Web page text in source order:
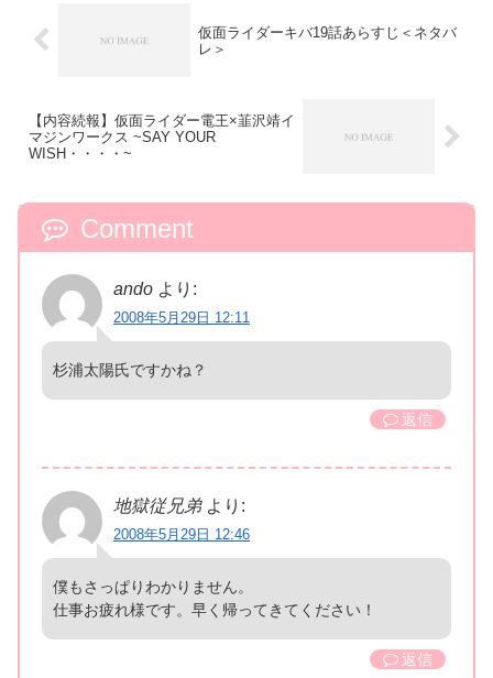
仮面ライダーキバ19話あらすじ＜ネタバ
レ＞
【内容続報】仮面ライダー電王×韮沢靖イ
マジンワークス ~SAY YOUR
WISH・・・・~
Comment
ando より:
2008年5月29日 12:11
杉浦太陽氏ですかね？
返信
地獄従兄弟 より:
2008年5月29日 12:46
僕もさっぱりわかりません。
仕事お疲れ様です。早く帰ってきてください！
返信